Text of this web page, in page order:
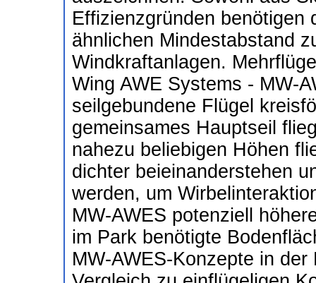
Effizienzgründen benötigen
ähnlichen Mindestabstand
Windkraftanlagen.
Wing AWE Systems - MW-
seilgebundene Flügel
gemeinsames Hauptseil
nahezu beliebigen Höhen
dichter beieinanderstehen
werden, um
MW-AWES potenziell
im Park benötigte
MW-AWES-Konzepte in